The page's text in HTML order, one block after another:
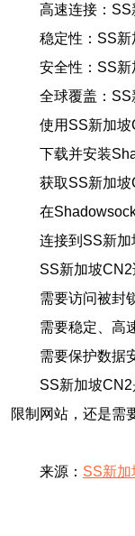
高速连接：SS
稳定性：SS新
安全性：SS新
全球覆盖：SS
使用SS新加坡
下载并安装
获取SS新加坡
在
连接到SS新加
SS新加坡CN2
需要访问被封
需要稳定、高
需要保护数据
SS新加坡
限制网站，还是需
来源： SS新